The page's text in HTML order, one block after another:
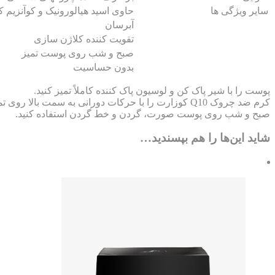
سایر ویژگی ها
حاوی اسید هیالورونیک و کوآنزیم
آبرسان
تقویت کننده کلاژن سازی
صبح و شب روی پوست تمیز
بدون حساسیت
پوست را با شیر پاک کن و لوسیون پاک کننده کاملاً تمیز کنید.
کرم ضد چروک Q10 کوزارت را با حرکات دورانی به سمت بالا روی تمام تمام نواحی صورت به غیر از دور چشم و لبها ماساژ دهید.
صبح و شب روی پوست صورت، گردن و خط گردن استفاده کنید.
شاید این‌ها را هم بپسندید…